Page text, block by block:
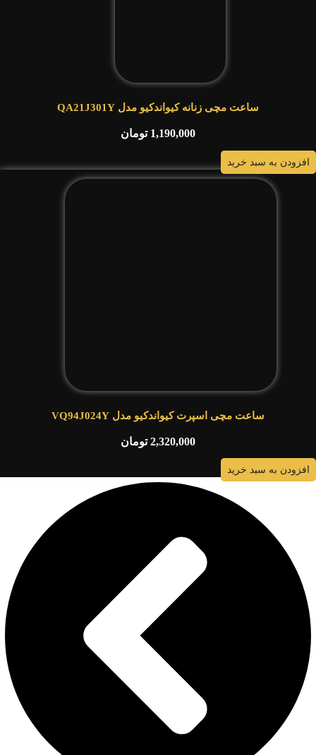
ساعت مچی زنانه کیواندکیو مدل QA21J301Y
1,190,000 تومان
افزودن به سبد خرید
ساعت مچی اسپرت کیواندکیو مدل VQ94J024Y
2,320,000 تومان
افزودن به سبد خرید